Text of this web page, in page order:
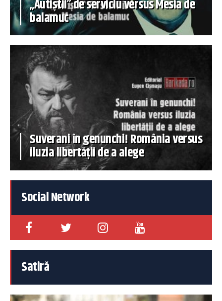
„Autiștii” de serviciu versus Mesia de
balamuc
Suverani în genunchi! România versus
iluzia libertății de a alege
Social Network
Satiră